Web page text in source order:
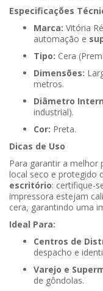
Especificações
Marca: Vitória
automação e
Tipo: Cera
Dimensões:
metros.
Diâmetro
industrial).
Cor: Preta.
Dicas de Uso
Para garantir a melhor
local seco e protegido
escritório: certifique-
impressora estejam
cera, garantindo uma
Ideal Para:
Centros de
despacho e
Varejo e
de gôndolas.